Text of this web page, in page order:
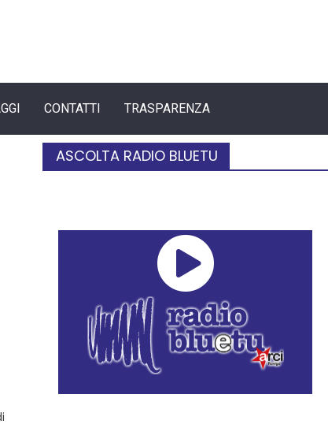
CONTATTI TRASPARENZA
ASCOLTA RADIO BLUETU